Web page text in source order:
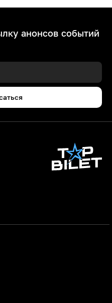
анонсов событий